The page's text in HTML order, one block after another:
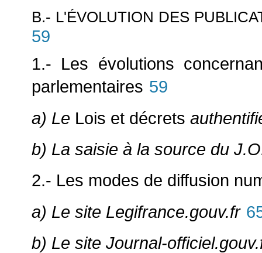
B.- L'ÉVOLUTION DES
59
1.- Les évolutions
parlementaires 59
a) Le Lois et décrets
b) La saisie à la source du
2.- Les modes de diffusion
a) Le site Legifrance.gouv.fr
b) Le site Journal-